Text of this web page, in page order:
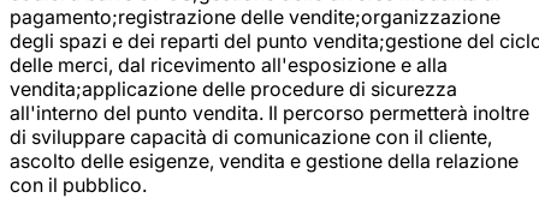
pagamento;registrazione delle vendite;organizzazione
degli spazi e dei reparti del punto vendita;gestione del
delle merci, dal ricevimento all'esposizione e alla
vendita;applicazione delle procedure di sicurezza
all'interno del punto vendita. Il percorso permetterà inoltre
di sviluppare capacità di comunicazione con il cliente,
ascolto delle esigenze, vendita e gestione della relazione
con il pubblico.